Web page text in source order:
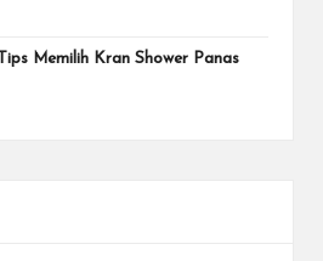
Memilih Kran Shower Panas